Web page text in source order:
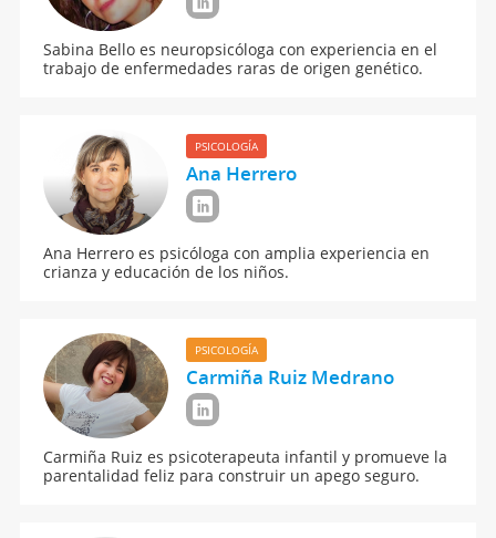
Sabina Bello es neuropsicóloga con experiencia en el
trabajo de enfermedades raras de origen genético.
PSICOLOGÍA
Ana Herrero
Ana Herrero es psicóloga con amplia experiencia en
crianza y educación de los niños.
PSICOLOGÍA
Carmiña Ruiz Medrano
Carmiña Ruiz es psicoterapeuta infantil y promueve la
parentalidad feliz para construir un apego seguro.